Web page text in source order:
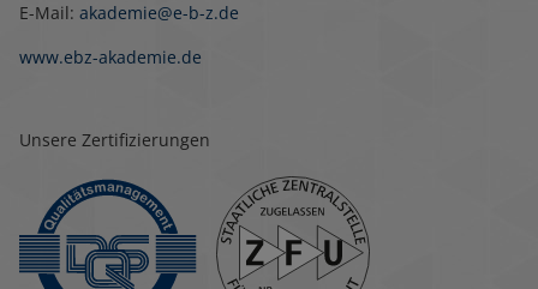
E-Mail: akademie@e-b-z.de
www.ebz-akademie.de
Unsere Zertifizierungen